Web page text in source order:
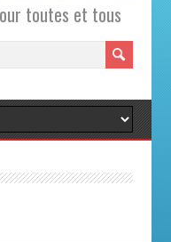
toutes et tous